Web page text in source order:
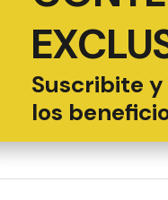
Suscribite
los